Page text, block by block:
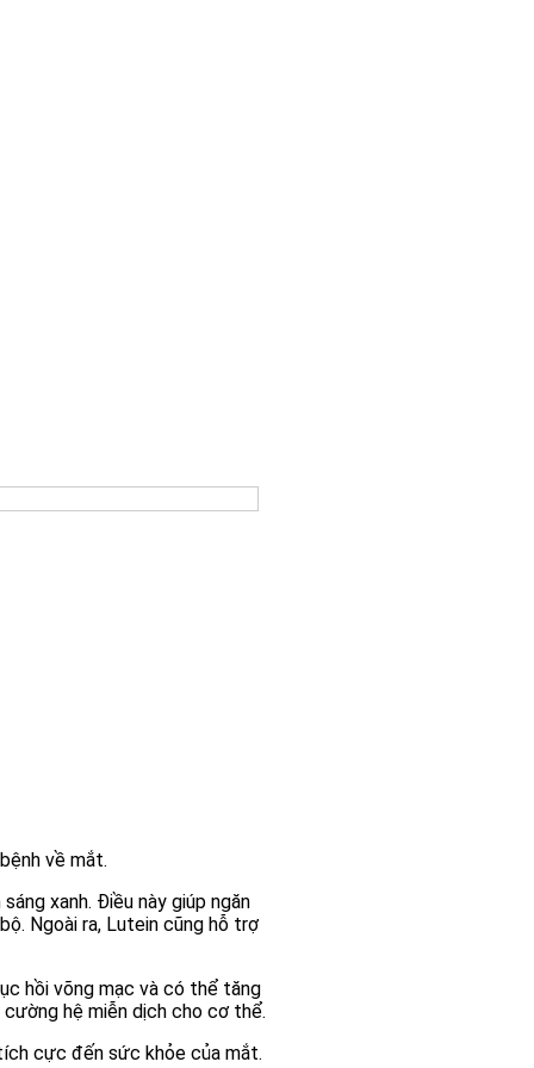
về mắt.
xanh. Điều này giúp ngăn
Ngoài ra, Lutein cũng hỗ trợ
hồi võng mạc và có thể tăng
hệ miễn dịch cho cơ thể.
cực đến sức khỏe của mắt.